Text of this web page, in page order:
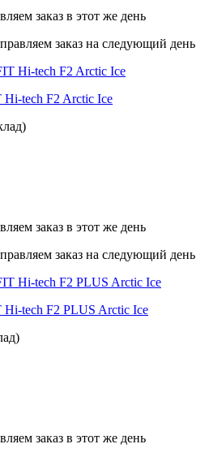
заказ в этот же день
заказ на следующий день
tech F2 Arctic Ice
заказ в этот же день
заказ на следующий день
tech F2 PLUS Arctic Ice
заказ в этот же день